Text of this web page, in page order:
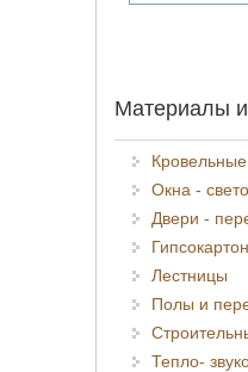
Материалы и
Окна -
Двери -
Гипсокартон
Лестницы
Полы и
Тепло-